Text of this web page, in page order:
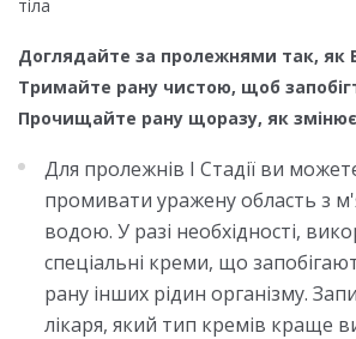
тіла
Доглядайте за пролежнями так, як
Тримайте рану чистою, щоб
Прочищайте рану щоразу, як
Для пролежнів І Стадії ви
промивати уражену область з
водою. У разі необхідності,
спеціальні креми, що
рану інших рідин організму.
лікаря, який тип кремів краще